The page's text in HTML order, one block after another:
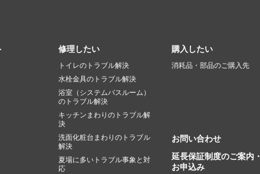
修理したい
トイレのトラブル解決
水栓金具のトラブル解決
浴室（システムバスルーム）
のトラブル解決
キッチンまわりのトラブル解
決
洗面化粧台まわりのトラブル
解決
夏場に多いトラブル事象と対
応
購入したい
消耗品・部品のご購入先
お問い合わせ
延長保証制度のご案内・
お申込み